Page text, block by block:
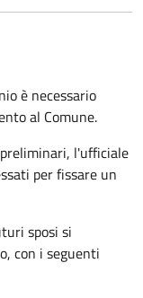
è necessario
al Comune.
l'ufficiale
per fissare un
sposi si
con i seguenti